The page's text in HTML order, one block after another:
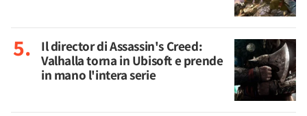
Il director di Assassin's Creed:
Valhalla torna in Ubisoft e prende
in mano l'intera serie